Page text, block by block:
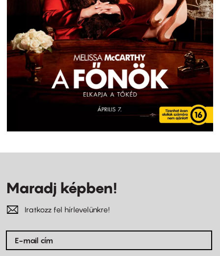
Maradj képben!
Iratkozz fel hírlevelünkre!